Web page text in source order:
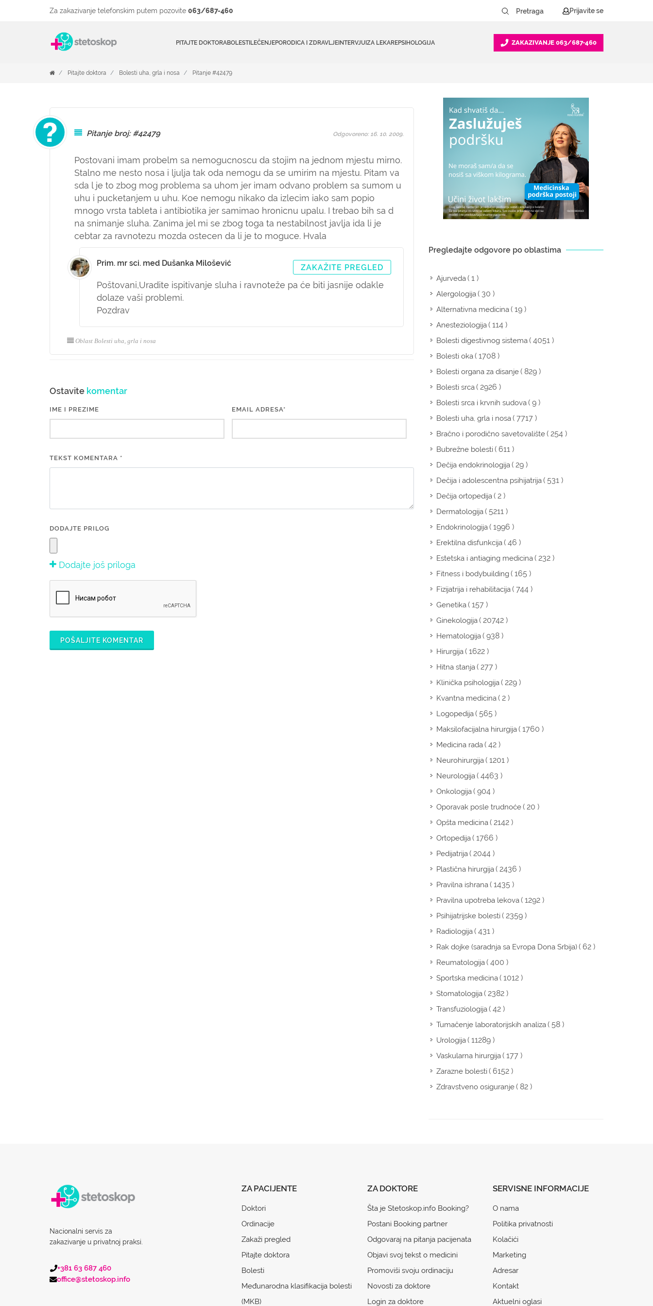
Za zakazivanje telefonskim putem pozovite 063/687-460 Prijavite se
PITAJTE DOKTORABOLESTILEČENJEPORODICA I ZDRAVLJEINTERVJUIZA LEKAREPSIHOLOGIJA ZAKAZIVANJE 063/687-460
Pitajte doktora Bolesti uha, grla i nosa Pitanje #42479
Pitanje broj: #42479
Postovani imam probelm sa nemogucnoscu da stojim na jednom mjestu mirno.
Stalno me nesto nosa i ljulja tak oda nemogu da se umirim na mjestu. Pitam va
sda l je to zbog mog problema sa uhom jer imam odvano problem sa sumom u
uhu i pucketanjem u uhu. Koe nemogu nikako da izlecim iako sam popio
mnogo vrsta tableta i antibiotika jer samimao hronicnu upalu. I trebao bih sa d
na snimanje sluha. Zanima jel mi se zbog toga ta nestabilnost javlja ida li je
cebtar za ravnotezu mozda ostecen da li je to moguce. Hvala
Odgovoreno: 16. 10. 2009.
Prim. mr sci. med Dušanka Milošević ZAKAŽITE PREGLED
Poštovani,Uradite ispitivanje sluha i ravnoteže pa će biti jasnije odakle
dolaze vaši problemi.
Pozdrav
Oblast Bolesti uha, grla i nosa
Ostavite komentar
IME I PREZIME EMAIL ADRESA*
TEKST KOMENTARA *
DODAJTE PRILOG
Dodajte još priloga
POŠALJITE KOMENTAR
Pregledajte odgovore po oblastima
Ajurveda( 1 )
Alergologija( 30 )
Alternativna medicina( 19 )
Anesteziologija( 114 )
Bolesti digestivnog sistema( 4051 )
Bolesti oka( 1708 )
Bolesti organa za disanje( 829 )
Bolesti srca( 2926 )
Bolesti srca i krvnih sudova( 9 )
Bolesti uha, grla i nosa( 7717 )
Bračno i porodično savetovalište( 254 )
Bubrežne bolesti( 611 )
Dečija endokrinologija( 29 )
Dečija i adolescentna psihijatrija( 531 )
Dečija ortopedija( 2 )
Dermatologija( 5211 )
Endokrinologija( 1996 )
Erektilna disfunkcija( 46 )
Estetska i antiaging medicina( 232 )
Fitness i bodybuilding( 165 )
Fizijatrija i rehabilitacija( 744 )
Genetika( 157 )
Ginekologija( 20742 )
Hematologija( 938 )
Hirurgija( 1622 )
Hitna stanja( 277 )
Klinička psihologija( 229 )
Kvantna medicina( 2 )
Logopedija( 565 )
Maksilofacijalna hirurgija( 1760 )
Medicina rada( 42 )
Neurohirurgija( 1201 )
Neurologija( 4463 )
Onkologija( 904 )
Oporavak posle trudnoće( 20 )
Opšta medicina( 2142 )
Ortopedija( 1766 )
Pedijatrija( 2044 )
Plastična hirurgija( 2436 )
Pravilna ishrana( 1435 )
Pravilna upotreba lekova( 1292 )
Psihijatrijske bolesti( 2359 )
Radiologija( 431 )
Rak dojke (saradnja sa Evropa Dona Srbija)( 62 )
Reumatologija( 400 )
Sportska medicina( 1012 )
Stomatologija( 2382 )
Transfuziologija( 42 )
Tumačenje laboratorijskih analiza( 58 )
Urologija( 11289 )
Vaskularna hirurgija( 177 )
Zarazne bolesti( 6152 )
Zdravstveno osiguranje( 82 )
Nacionalni servis za
zakazivanje u privatnoj praksi.
+381 63 687 460
office@stetoskop.info
ZA PACIJENTE
Doktori
Ordinacije
Zakaži pregled
Pitajte doktora
Bolesti
Međunarodna klasifikacija bolesti
(MKB)
ZA DOKTORE
Šta je Stetoskop.info Booking?
Postani Booking partner
Odgovaraj na pitanja pacijenata
Objavi svoj tekst o medicini
Promoviši svoju ordinaciju
Novosti za doktore
Login za doktore
SERVISNE INFORMACIJE
O nama
Politika privatnosti
Kolačići
Marketing
Adresar
Kontakt
Aktuelni oglasi